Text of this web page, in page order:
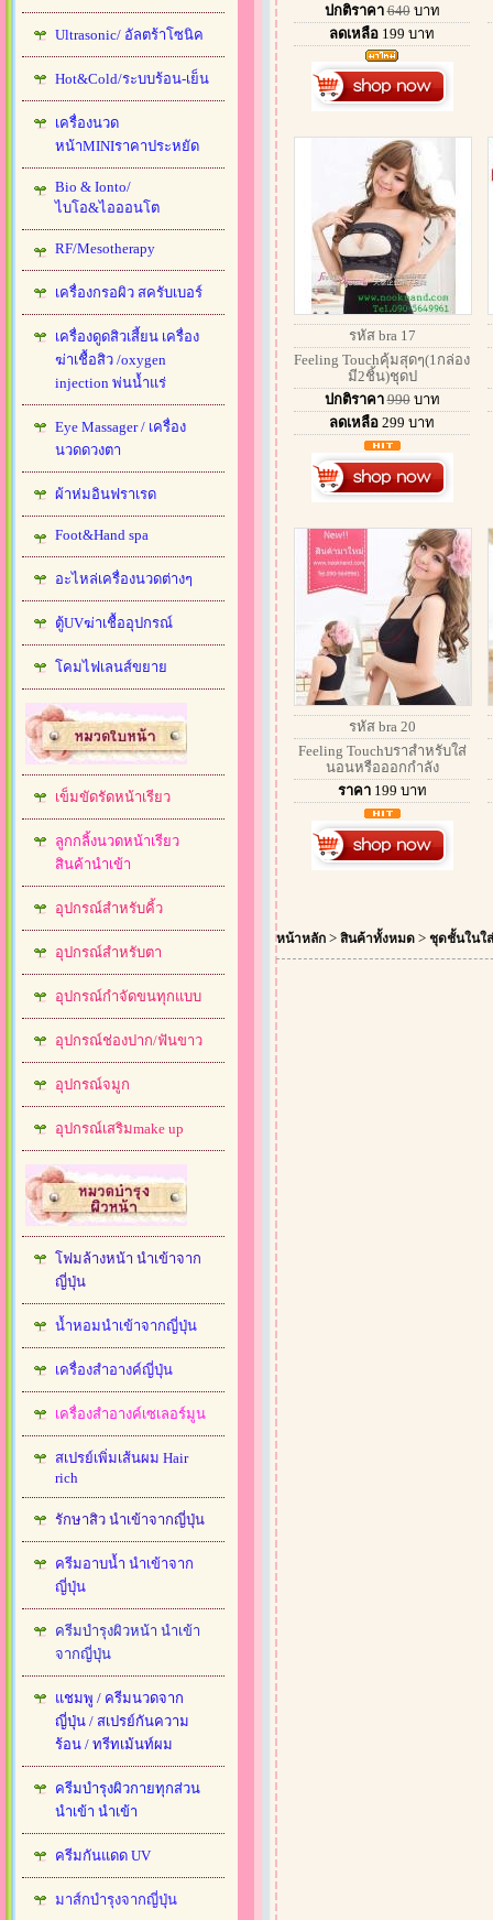
Ultrasonic/ อัลตร้าโซนิค
Hot&Cold/ระบบร้อน-เย็น
เครื่องนวด
หน้าMINIราคาประหยัด
Bio & Ionto/
ไบโอ&ไอออนโต
RF/Mesotherapy
เครื่องกรอผิว สครับเบอร์
เครื่องดูดสิวเสี้ยน เครื่อง
ฆ่าเชื้อสิว /oxygen
injection พ่นน้ำแร่
Eye Massager / เครื่อง
นวดดวงตา
ผ้าห่มอินฟราเรด
Foot&Hand spa
อะไหล่เครื่องนวดต่างๆ
ตู้UVฆ่าเชื้ออุปกรณ์
โคมไฟเลนส์ขยาย
เข็มขัดรัดหน้าเรียว
ลูกกลิ้งนวดหน้าเรียว
สินค้านำเข้า
อุปกรณ์สำหรับคิ้ว
อุปกรณ์สำหรับตา
อุปกรณ์กำจัดขนทุกแบบ
อุปกรณ์ช่องปาก/ฟันขาว
อุปกรณ์จมูก
อุปกรณ์เสริมmake up
โฟมล้างหน้า นำเข้าจาก
ญี่ปุ่น
น้ำหอมนำเข้าจากญี่ปุ่น
เครื่องสำอางค์ญี่ปุ่น
เครื่องสำอางค์เซเลอร์มูน
สเปรย์เพิ่มเส้นผม Hair
rich
รักษาสิว นำเข้าจากญี่ปุ่น
ครีมอาบน้ำ นำเข้าจาก
ญี่ปุ่น
ครีมบำรุงผิวหน้า นำเข้า
จากญี่ปุ่น
แชมพู / ครีมนวดจาก
ญี่ปุ่น / สเปรย์กันความ
ร้อน / ทรีทเม้นท์ผม
ครีมบำรุงผิวกายทุกส่วน
นำเข้า นำเข้า
ครีมกันแดด UV
มาส์กบำรุงจากญี่ปุ่น
ปกติราคา 640บาท
ลดเหลือ 199 บาท
รหัส bra 17
Feeling Touchคุ้มสุดๆ(1กล่อง
มี2ชิ้น)ชุดป
ปกติราคา 990บาท
ลดเหลือ 299 บาท
รหัส bra 20
Feeling Touchบราสำหรับใส่
นอนหรือออกกำลัง
ราคา 199 บาท
หน้าหลัก > สินค้าทั้งหมด > ชุดชั้นในใ